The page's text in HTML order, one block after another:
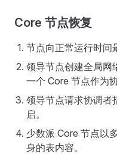
Core 节点恢复
节点向正常运行时间
领导节点创建全局网
一个 Core 节点作为协
领导节点请求协调者
启。
少数派 Core 节点以
身的表内容。